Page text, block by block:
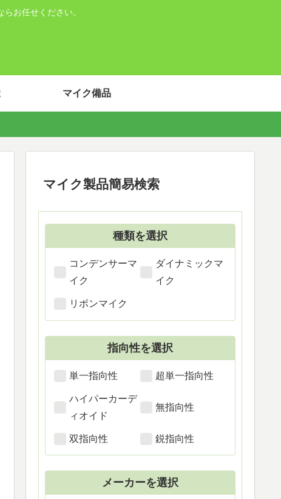
お任せください。
マイク備品
マイク製品簡易検索
種類を選択
コンデンサーマ
イク
ダイナミックマ
イク
リボンマイク
指向性を選択
単一指向性 超単一指向性
ハイパーカーデ
ィオイド
無指向性
双指向性 鋭指向性
メーカーを選択